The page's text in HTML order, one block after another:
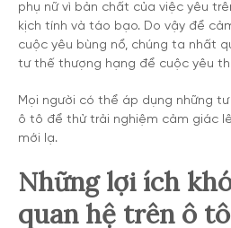
phụ nữ vì bản chất của việc yêu
kịch tính và táo bạo. Do vậy để
cuộc yêu bùng nổ, chúng ta nhất
tư thế thượng hạng để cuộc yêu
Mọi người có thể áp dụng những
ô tô để thử trải nghiệm cảm giác
mới lạ.
Những lợi ích
quan hệ trên ô tô